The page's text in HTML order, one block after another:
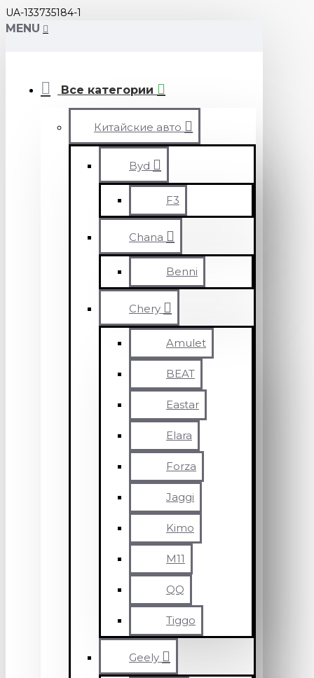
UA-133735184-1
MENU
Все категории
Китайские авто
Byd
F3
Chana
Benni
Chery
Amulet
BEAT
Eastar
Elara
Forza
Jaggi
Kimo
M11
QQ
Tiggo
Geely